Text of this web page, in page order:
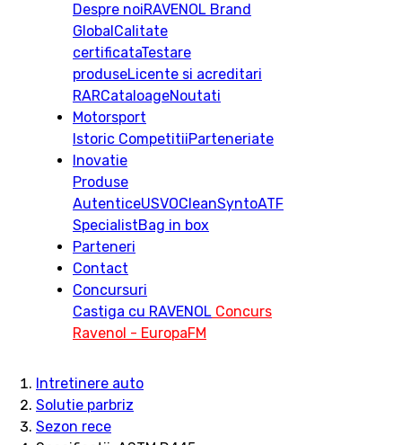
Despre noiRAVENOL Brand
GlobalCalitate
certificataTestare
produseLicente si acreditari
RARCataloageNoutati
Motorsport
Istoric CompetitiiParteneriate
Inovatie
Produse
AutenticeUSVOCleanSyntoATF
SpecialistBag in box
Parteneri
Contact
Concursuri
Castiga cu RAVENOL Concurs
Ravenol - EuropaFM
Intretinere auto
Solutie parbriz
Sezon rece